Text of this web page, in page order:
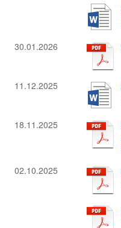
30.01.2026
11.12.2025
18.11.2025
02.10.2025